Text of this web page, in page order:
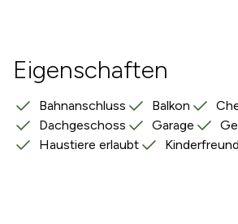
Eigenschaften
Bahnanschluss Balkon
Dachgeschoss
Garage
Haustiere erlaubt